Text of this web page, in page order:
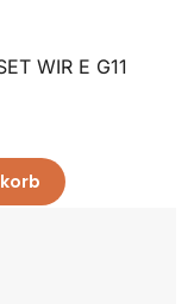
WIR E G11